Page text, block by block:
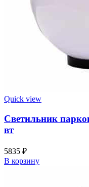
Quick view
Светильник
вт
5835 ₽
В корзину